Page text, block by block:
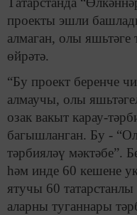
проекты эшли
алмаган, олы яшьтәге
өйрәтә.
“Бу проект беренче
алмаучы, олы
озак вакыт карау-
багышланган. Бу -
тәрбияләү мәктәбе”.
һәм инде 60 кешене
ятучы 60 татарстанлы
аларны туганнары